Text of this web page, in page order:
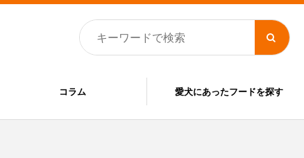
コラム 愛犬にあったフードを探す